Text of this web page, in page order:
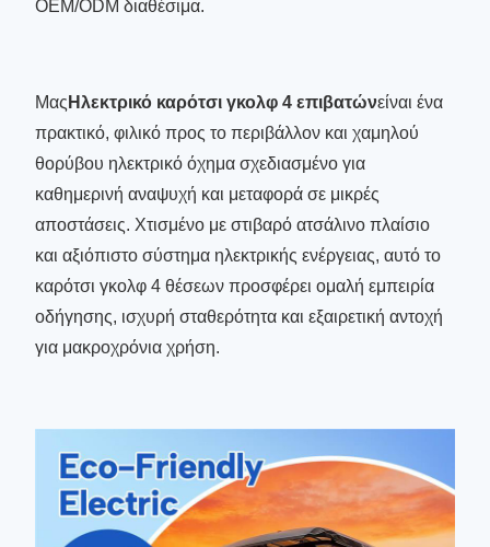
OEM/ODM διαθέσιμα.
Μας Ηλεκτρικό καρότσι γκολφ 4 επιβατώνείναι ένα
πρακτικό, φιλικό προς το περιβάλλον και χαμηλού
θορύβου ηλεκτρικό όχημα σχεδιασμένο για
καθημερινή αναψυχή και μεταφορά σε μικρές
αποστάσεις. Χτισμένο με στιβαρό ατσάλινο πλαίσιο
και αξιόπιστο σύστημα ηλεκτρικής ενέργειας, αυτό το
καρότσι γκολφ 4 θέσεων προσφέρει ομαλή εμπειρία
οδήγησης, ισχυρή σταθερότητα και εξαιρετική αντοχή
για μακροχρόνια χρήση.